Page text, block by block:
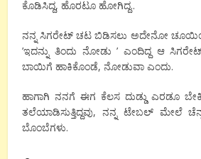
ಕೊಡಿಸಿದ್ದ, ಹೊರಟೂ ಹೋಗಿದ್ದ..
ನನ್ನ ಸಿಗರೇಟ್ ಚಟ ಬಿಡಿಸಲು ಅದೇನೋ
’ಇದನ್ನು ತಿಂದು ನೋಡು ’ ಎಂದಿದ್ದ ಆ
ಬಾಯಿಗೆ ಹಾಕಿಕೊಂಡೆ, ನೋಡುವಾ ಎಂದು.
ಹಾಗಾಗಿ ನನಗೆ ಈಗ ಕೆಲಸ ದುಡ್ಡು ಎರಡೂ
ತಲೆಯಾಡಿಸುತ್ತಿದ್ದವು, ನನ್ನ ಟೇಬಲ್ ಮೇಲೆ
ಬೊಂಬೆಗಳು.